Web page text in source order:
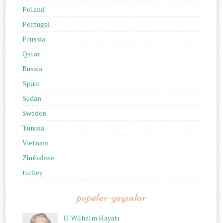
Poland
Portugal
Prussia
Qatar
Russia
Spain
Sudan
Sweden
Tunisia
Vietnam
Zimbabwe
turkey
popüler-yayınlar
II. Wilhelm Hayatı